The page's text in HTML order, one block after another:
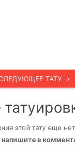
ТАТУ →
этой тату еще
напишите в